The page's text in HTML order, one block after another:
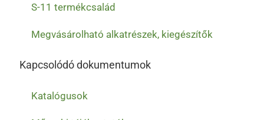
S-11 termékcsalád
Megvásárolható alkatrészek, kiegészítők
Kapcsolódó dokumentumok
Katalógusok